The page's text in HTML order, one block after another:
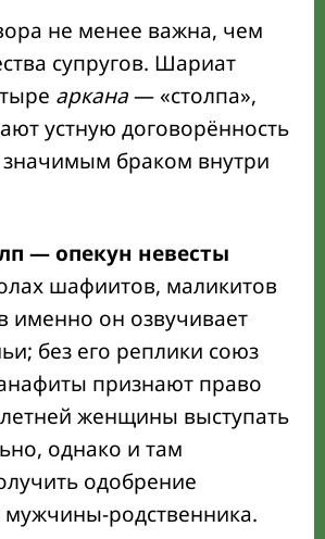
не менее важна, чем
супругов. Шариат
аркана— «столпа»,
устную договорённость
браком внутри
— опекун невесты
шафиитов, маликитов
именно он озвучивает
без его реплики союз
признают право
женщины выступать
однако и там
одобрение
родственника.